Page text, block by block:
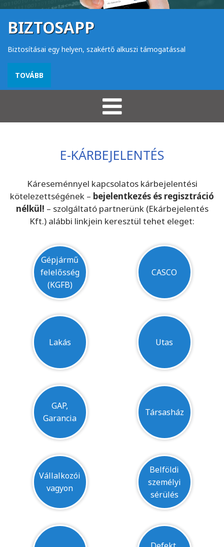
BIZTOSAPP
Biztosításai egy helyen, szakértő alkuszi támogatással
TOVÁBB
E-KÁRBEJELENTÉS
Káreseménnyel kapcsolatos kárbejelentési
kötelezettségének – bejelentkezés és regisztráció
nélkül! – szolgáltató partnerünk (Ekárbejelentés
Kft.) alábbi linkjein keresztül tehet eleget:
Gépjármű
felelősség
(KGFB)
CASCO
Lakás Utas
GAP,
Garancia
Társasház
Vállalkozói
vagyon
Belföldi
személyi
sérülés